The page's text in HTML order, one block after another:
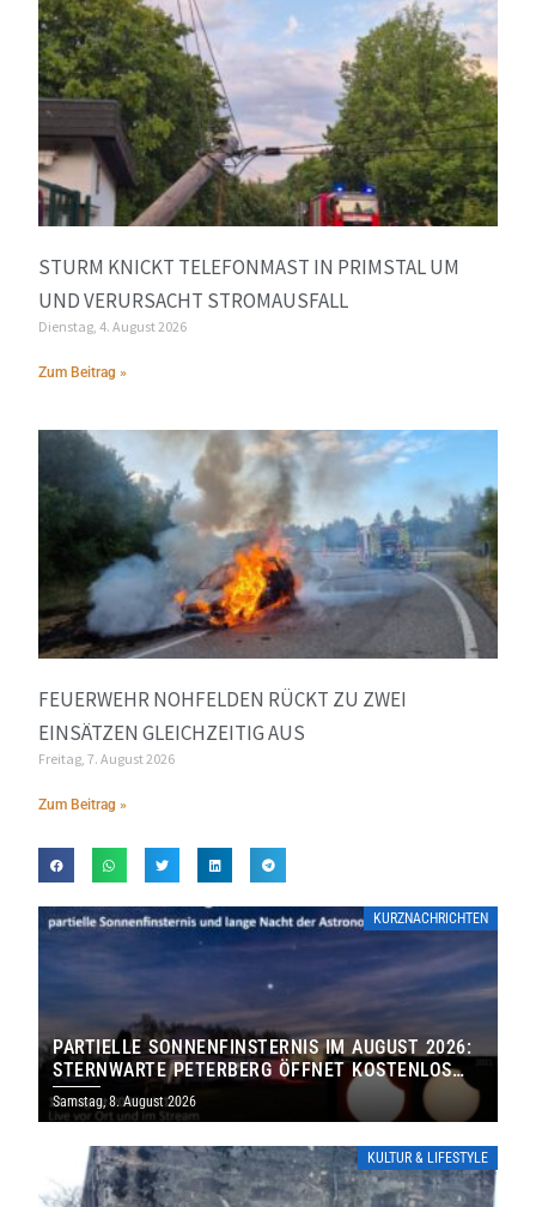
STURM KNICKT TELEFONMAST IN PRIMSTAL UM
UND VERURSACHT STROMAUSFALL
Dienstag, 4. August 2026
Zum Beitrag »
FEUERWEHR NOHFELDEN RÜCKT ZU ZWEI
EINSÄTZEN GLEICHZEITIG AUS
Freitag, 7. August 2026
Zum Beitrag »
KURZNACHRICHTEN
PARTIELLE SONNENFINSTERNIS IM AUGUST 2026:
STERNWARTE PETERBERG ÖFFNET KOSTENLOS
IHRE TORE
Samstag, 8. August 2026
KULTUR & LIFESTYLE